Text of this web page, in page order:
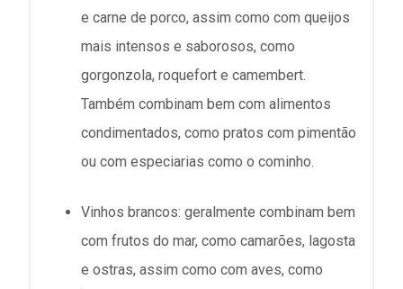
e carne de porco, assim como com queijos
mais intensos e saborosos, como
gorgonzola, roquefort e camembert.
Também combinam bem com alimentos
condimentados, como pratos com pimentão
ou com especiarias como o cominho.
Vinhos brancos: geralmente combinam bem
com frutos do mar, como camarões, lagosta
e ostras, assim como com aves, como